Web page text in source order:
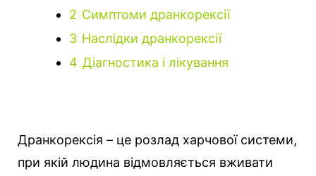
2 Симптоми дранкорексії
3 Наслідки дранкорексії
4 Діагностика і лікування
Дранкорексія – це розлад харчової системи,
при якій людина відмовляється вживати